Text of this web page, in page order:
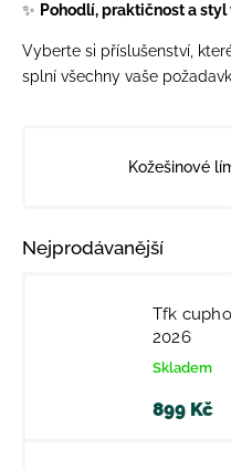
✨ Pohodlí, praktičnost a styl
Vyberte si příslušenství,
splní všechny vaše
Kožešinové
Nejprodávanější
Tfk
2026
Skladem
899 Kč